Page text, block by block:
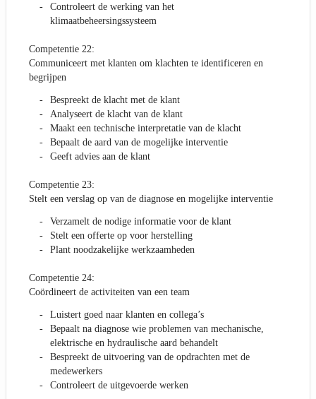
Controleert de werking van het
klimaatbeheersingssysteem
Competentie 22:
Communiceert met klanten om klachten te identificeren en
begrijpen
Bespreekt de klacht met de klant
Analyseert de klacht van de klant
Maakt een technische interpretatie van de klacht
Bepaalt de aard van de mogelijke interventie
Geeft advies aan de klant
Competentie 23:
Stelt een verslag op van de diagnose en mogelijke interventie
Verzamelt de nodige informatie voor de klant
Stelt een offerte op voor herstelling
Plant noodzakelijke werkzaamheden
Competentie 24:
Coördineert de activiteiten van een team
Luistert goed naar klanten en collega’s
Bepaalt na diagnose wie problemen van mechanische,
elektrische en hydraulische aard behandelt
Bespreekt de uitvoering van de opdrachten met de
medewerkers
Controleert de uitgevoerde werken